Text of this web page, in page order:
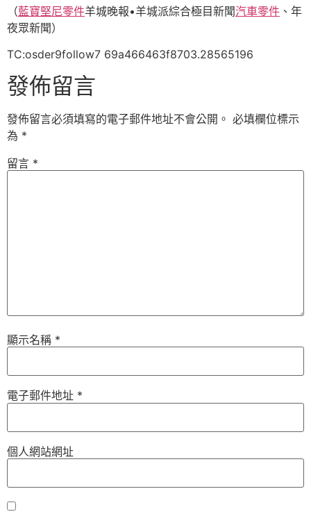
（藍寶堅尼零件羊城晚報•羊城派綜合極目新聞汽車零件 、年
夜眾新聞）
TC:osder9follow7 69a466463f8703.28565196
發佈留言
發佈留言必須填寫的電子郵件地址不會公開。 必填欄位標示
為 *
留言 *
顯示名稱 *
電子郵件地址 *
個人網站網址